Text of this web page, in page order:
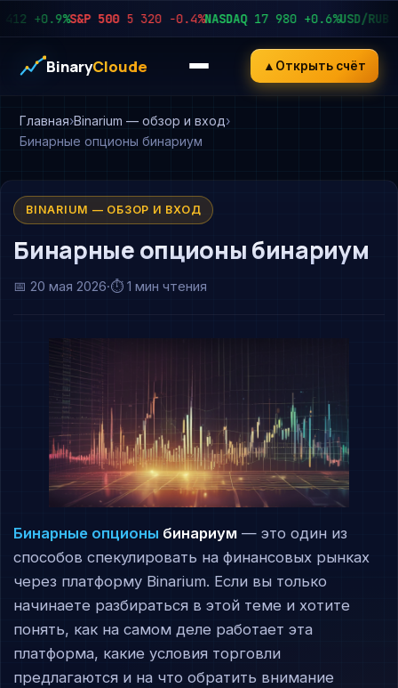
+0.9%S&P 500 5 320 −0.4%NASDAQ 17 980 +0.6%USD/RUB
BinaryCloude ▲ Открыть счёт
Главная Binarium — обзор и вход
Бинарные опционы бинариум
BINARIUM — ОБЗОР И ВХОД
Бинарные опционы бинариум
📅20 мая 2026·⏱ 1 мин чтения
Бинарные опционы бинариум — это один из
способов спекулировать на финансовых рынках
через платформу Binarium. Если вы только
начинаете разбираться в этой теме и хотите
понять, как на самом деле работает эта
платформа, какие условия торговли
предлагаются и на что обратить внимание